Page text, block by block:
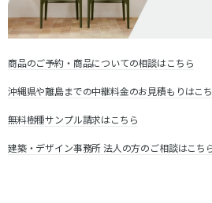
商品のご予約・商品についての相談はこちら
沖縄県や離島までの中継料金のお見積もりはこ
無料樹種サンプル請求はこちら
建築・デザイン事務所 法人の方のご相談はこち